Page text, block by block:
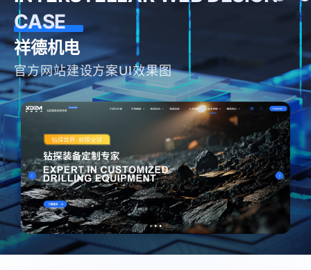
CASE
祥德机电
官方网站建设方案UI效果图